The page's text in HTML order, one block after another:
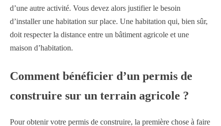
d’une autre activité. Vous devez alors justifier le besoin
d’installer une habitation sur place. Une habitation qui, bien sûr,
doit respecter la distance entre un bâtiment agricole et une
maison d’habitation.
Comment bénéficier d’un permis de
construire sur un terrain agricole ?
Pour obtenir votre permis de construire, la première chose à faire